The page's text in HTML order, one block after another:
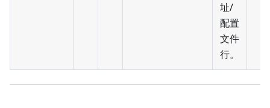
址/
配置
文件
行。